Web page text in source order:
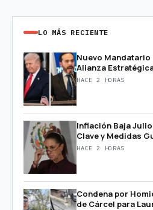
LO MÁS RECIENTE
Nuevo
Alianza
HACE 2 HORAS
Inflación Baja
Clave y Medidas
HACE 2 HORAS
Condena por
de Cárcel para